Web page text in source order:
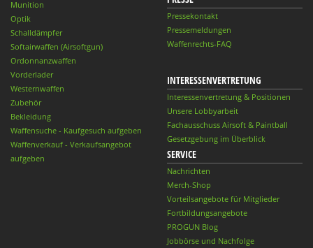
Munition
Optik
Schalldämpfer
Softairwaffen (Airsoftgun)
Ordonnanzwaffen
Vorderlader
Westernwaffen
Zubehör
Bekleidung
Waffensuche - Kaufgesuch aufgeben
Waffenverkauf - Verkaufsangebot
aufgeben
Pressekontakt
Pressemeldungen
Waffenrechts-FAQ
INTERESSENVERTRETUNG
Interessenvertretung & Positionen
Unsere Lobbyarbeit
Fachausschuss Airsoft & Paintball
Gesetzgebung im Überblick
SERVICE
Nachrichten
Merch-Shop
Vorteilsangebote für Mitglieder
Fortbildungsangebote
PROGUN Blog
Jobbörse und Nachfolge